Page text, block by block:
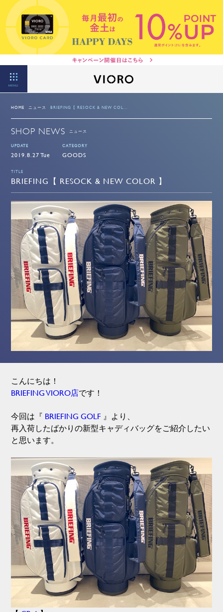
MENU
HOME ニュース BRIEFING【 RESOCK & NEW COL...
SHOP NEWS ニュース
UPDATE
2019.8.27 Tue
CATEGORY
GOODS
TITLE
BRIEFING【 RESOCK & NEW COLOR 】
こんにちは！
BRIEFING VIORO店です！
今回は『 BRIEFING GOLF 』より、
再入荷したばかりの新型キャディバッグをご紹介したい
と思います。